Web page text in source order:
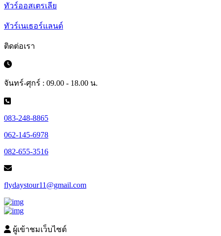
ทัวร์ออสเตรเลีย
ทัวร์เนเธอร์แลนด์
ติดต่อเรา
จันทร์-ศุกร์ : 09.00 - 18.00 น.
083-248-8865
062-145-6978
082-655-3516
flydaystour11@gmail.com
ผู้เข้าชมเว็บไซต์